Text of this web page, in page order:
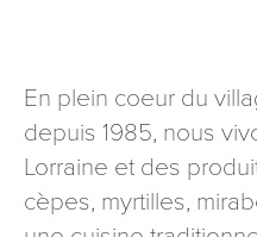
En plein coeur du
depuis 1985, nous
Lorraine et des
cèpes, myrtilles,
Les informations
nécessaires au traitement
mention contraire). Vous
rectification et
que vous pouvez exercer